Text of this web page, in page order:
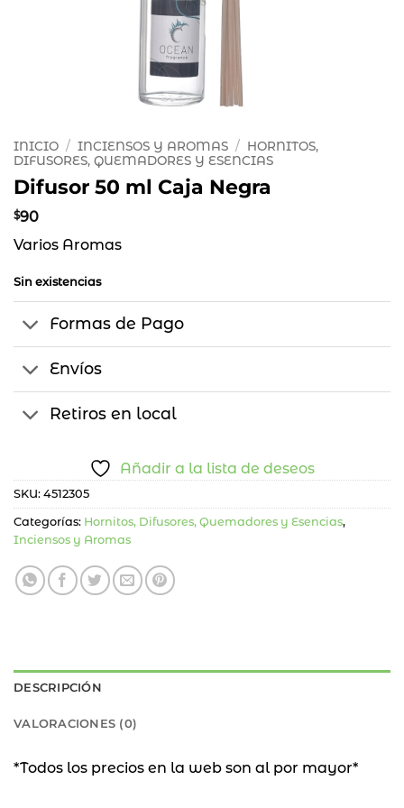
INICIO / INCIENSOS Y AROMAS / HORNITOS,
DIFUSORES, QUEMADORES Y ESENCIAS
Difusor 50 ml Caja Negra
$90
Varios Aromas
Sin existencias
Formas de Pago
Envíos
Retiros en local
Añadir a la lista de deseos
SKU: 4512305
Categorías: Hornitos, Difusores, Quemadores y Esencias,
Inciensos y Aromas
DESCRIPCIÓN
VALORACIONES (0)
*Todos los precios en la web son al por mayor*